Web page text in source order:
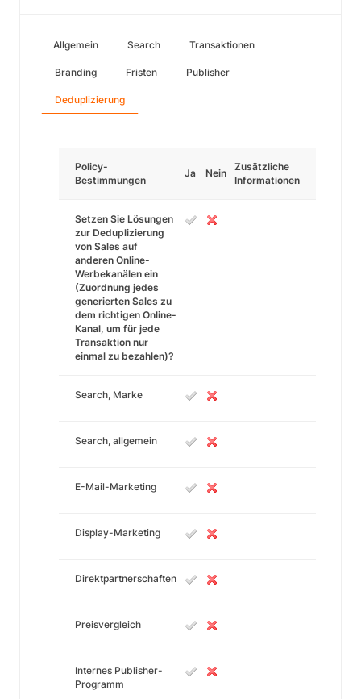
Allgemein Search Transaktionen
Branding Fristen Publisher
Deduplizierung
Policy-
Bestimmungen
Ja Nein
Zusätzliche
Informationen
Setzen Sie Lösungen
zur Deduplizierung
von Sales auf
anderen Online-
Werbekanälen ein
(Zuordnung jedes
generierten Sales zu
dem richtigen Online-
Kanal, um für jede
Transaktion nur
einmal zu bezahlen)?
Search, Marke
Search, allgemein
E-Mail-Marketing
Display-Marketing
Direktpartnerschaften
Preisvergleich
Internes Publisher-
Programm